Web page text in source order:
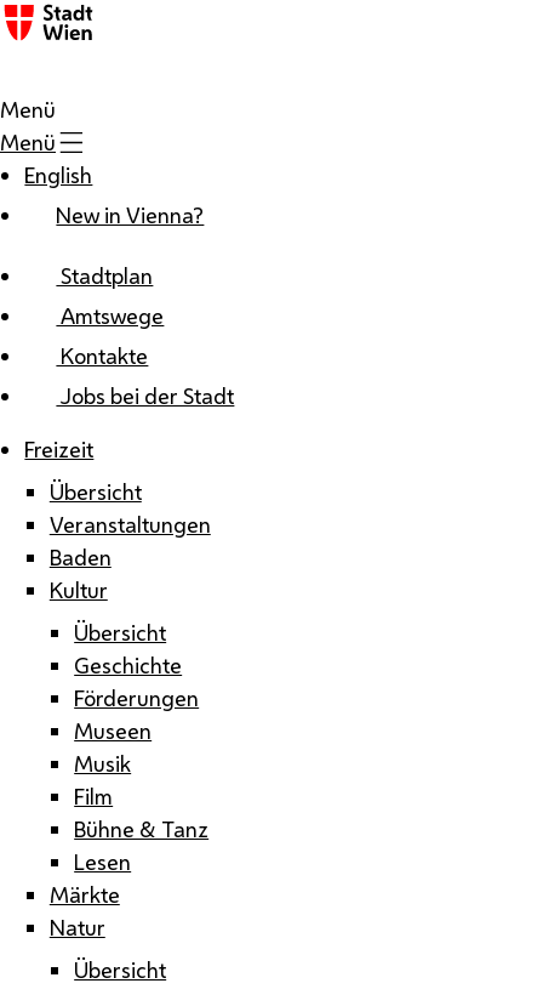
Zum Inhalt
Menü
Menü
English
New in Vienna?
Stadtplan
Amtswege
Kontakte
Jobs bei der Stadt
Freizeit
Übersicht
Veranstaltungen
Baden
Kultur
Übersicht
Geschichte
Förderungen
Museen
Musik
Film
Bühne & Tanz
Lesen
Märkte
Natur
Übersicht